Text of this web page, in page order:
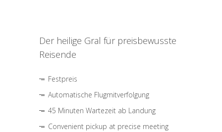
Der heilige Gral für preisbewusste
Reisende
Festpreis
Automatische Flugmitverfolgung
45 Minuten Wartezeit ab Landung
Convenient pickup at precise meeting